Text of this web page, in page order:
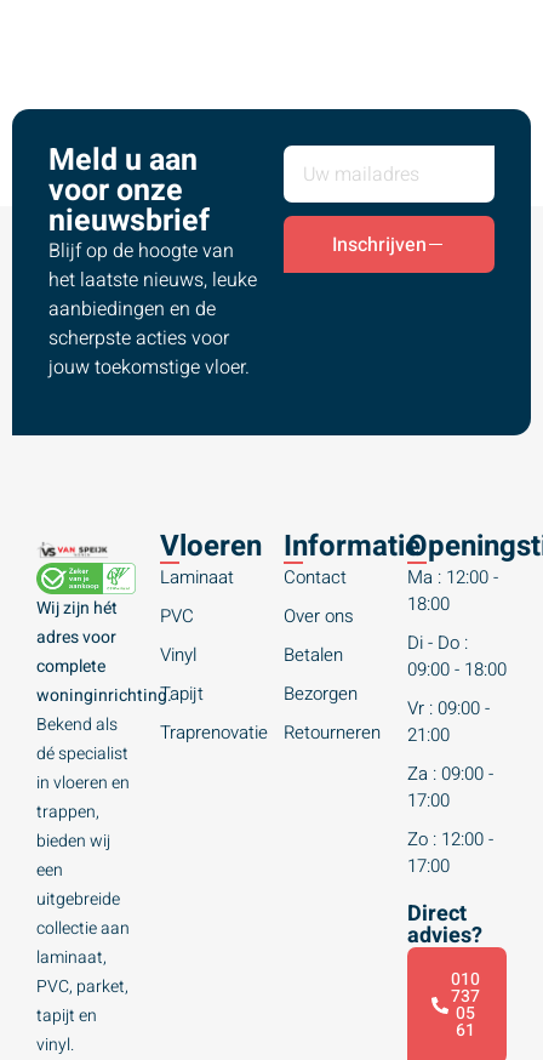
Meld u aan
voor onze
nieuwsbrief
Blijf op de hoogte van
het laatste nieuws, leuke
aanbiedingen en de
scherpste acties voor
jouw toekomstige vloer.
Inschrijven
Wij zijn hét
adres voor
complete
woninginrichting.
Bekend als
dé specialist
in vloeren en
trappen,
bieden wij
een
uitgebreide
collectie aan
laminaat,
PVC, parket,
tapijt en
vinyl.
Vloeren
Laminaat
PVC
Vinyl
Tapijt
Traprenovatie
Informatie
Contact
Over ons
Betalen
Bezorgen
Retourneren
Ma : 12:00 -
18:00
Di - Do :
09:00 - 18:00
Vr : 09:00 -
21:00
Za : 09:00 -
17:00
Zo : 12:00 -
17:00
Direct
advies?
010
737
05
61